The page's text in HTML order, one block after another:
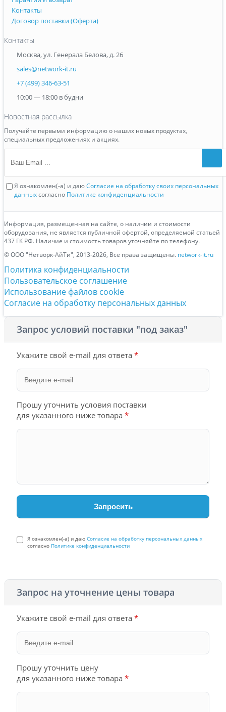
Контакты
Договор поставки (Оферта)
Контакты
Москва,ул. Генерала Белова, д. 26
sales@network-it.ru
+7 (499) 346-63-51
10:00 — 18:00 в будни
Новостная рассылка
Получайте первыми информацию о наших новых продуктах,
специальных предложениях и акциях.
Я ознакомлен(-а) и даюСогласие на обработку своих персональных
данныхсогласно Политике конфиденциальности
Информация, размещенная на сайте, о наличии и стоимости
оборудования, не является публичной офертой, определяемой статьей
437 ГК РФ. Наличие и стоимость товаров уточняйте по телефону.
© ООО "Нетворк-АйТи", 2013-2026, Все права защищены. network-it.ru
Политика конфиденциальности
Пользовательское соглашение
Использование файлов cookie
Согласие на обработку персональных данных
Запрос условий поставки "под заказ"
Укажите свой e-mail для ответа *
Прошу уточнить условия поставки
для указанного ниже товара *
Я ознакомлен(-а) и даю Согласие на обработку персональных данных
согласно Политике конфиденциальности
Запрос на уточнение цены товара
Укажите свой e-mail для ответа *
Прошу уточнить цену
для указанного ниже товара *